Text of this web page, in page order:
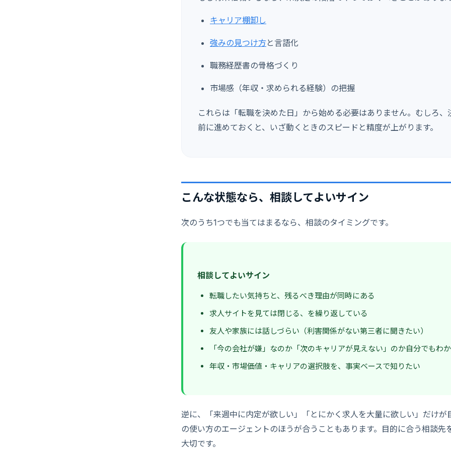
キャリア棚卸し
強みの見つけ方 と言語化
職務経歴書の骨格づくり
市場感（年収・求められる経験）の把握
これらは「転職を決めた日」から始める必要はありません。むしろ、
前に進めておくと、いざ動くときのスピードと精度が上がります。
こんな状態なら、相談してよいサイン
次のうち1つでも当てはまるなら、相談のタイミングです。
相談してよいサイン
転職したい気持ちと、残るべき理由が同時にある
求人サイトを見ては閉じる、を繰り返している
友人や家族には話しづらい（利害関係がない第三者に聞きたい）
「今の会社が嫌」なのか「次のキャリアが見えない」のか自分でもわ
年収・市場価値・キャリアの選択肢を、事実ベースで知りたい
逆に、「来週中に内定が欲しい」「とにかく求人を大量に欲しい」だけが
の使い方のエージェントのほうが合うこともあります。目的に合う相談先
大切です。